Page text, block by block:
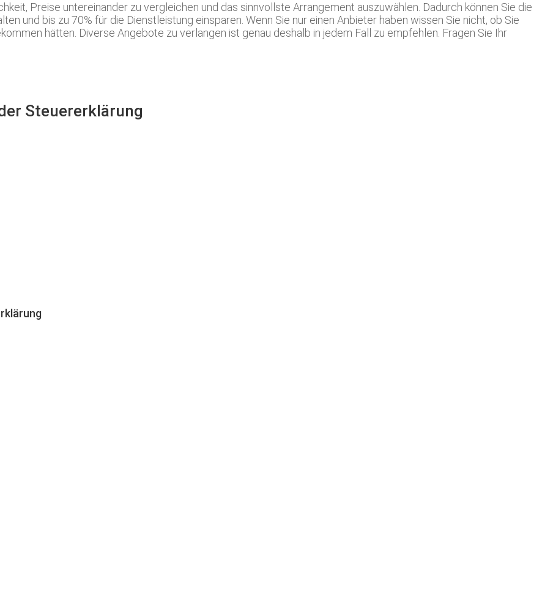
Preise untereinander zu vergleichen und das sinnvollste Arrangement auszuwählen. Dadurch können Sie die
und bis zu 70% für die Dienstleistung einsparen. Wenn Sie nur einen Anbieter haben wissen Sie nicht, ob Sie
hätten. Diverse Angebote zu verlangen ist genau deshalb in jedem Fall zu empfehlen. Fragen Sie Ihr
Steuererklärung